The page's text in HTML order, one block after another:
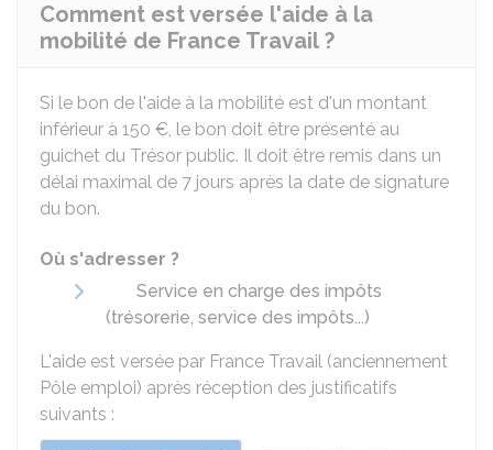
Comment est versée l'aide à la
mobilité de France Travail ?
Si le bon de l'aide à la mobilité est d'un montant
inférieur à 150 €, le bon doit être présenté au
guichet du Trésor public. Il doit être remis dans un
délai maximal de 7 jours après la date de signature
du bon.
Où s'adresser ?
Service en charge des impôts
(trésorerie, service des impôts...)
L'aide est versée par France Travail (anciennement
Pôle emploi) après réception des justificatifs
suivants :